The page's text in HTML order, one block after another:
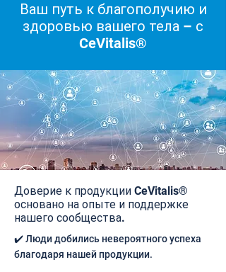
Ваш путь к благополучию и
здоровью вашего тела – с
CeVitalis®
Доверие к продукции CeVitalis®
основано на опыте и поддержке
нашего сообщества.
✔️ Люди добились невероятного успеха
благодаря нашей продукции.